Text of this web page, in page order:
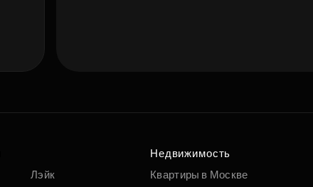
Лэйк
Недвижимость
Квартиры в Москве